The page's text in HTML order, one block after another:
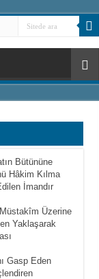
Bütününe
Hâkim Kılma
İmandır
Üzerine
Yaklaşarak
Gasp Eden